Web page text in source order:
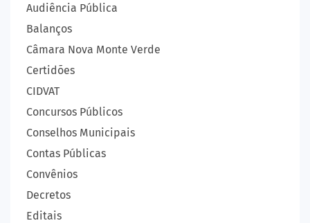
Audiência Pública
Balanços
Câmara Nova Monte Verde
Certidões
CIDVAT
Concursos Públicos
Conselhos Municipais
Contas Públicas
Convênios
Decretos
Editais